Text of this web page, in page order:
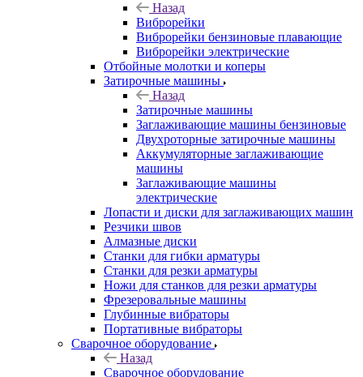
Назад
Виброрейки
Виброрейки бензиновые плавающие
Виброрейки электрические
Отбойные молотки и коперы
Затирочные машины
Назад
Затирочные машины
Заглаживающие машины бензиновые
Двухроторные затирочные машины
Аккумуляторные заглаживающие
машины
Заглаживающие машины
электрические
Лопасти и диски для заглаживающих машин
Резчики швов
Алмазные диски
Станки для гибки арматуры
Станки для резки арматуры
Ножи для станков для резки арматуры
Фрезеровальные машины
Глубинные вибраторы
Портативные вибраторы
Сварочное оборудование
Назад
Сварочное оборудование